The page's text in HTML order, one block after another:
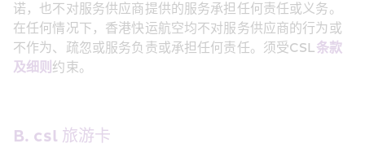
诺，也不对服务供应商提供的服务承担任何责任或义务。
在任何情况下，香港快运航空均不对服务供应商的行为或
不作为、疏忽或服务负责或承担任何责任。须受CSL条款
及细则 约束。
B. csl 旅游卡